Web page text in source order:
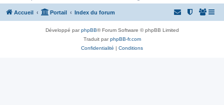
Accueil Portail Index du forum
Développé parphpBB® Forum Software © phpBB Limited
Traduit parphpBB-fr.com
Confidentialité | Conditions